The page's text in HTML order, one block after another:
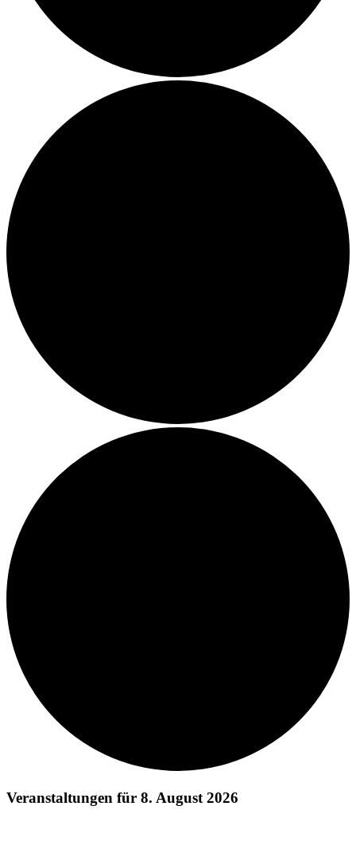
Veranstaltungen für 8. August 2026